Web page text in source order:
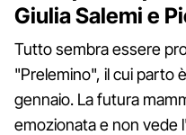
Giulia Salemi e
Tutto sembra essere
"Prelemino", il cui parto
gennaio. La futura
emozionata e non vede